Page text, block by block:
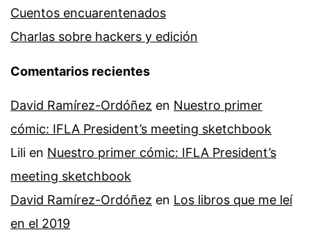
Cuentos encuarentenados
Charlas sobre hackers y edición
Comentarios recientes
David Ramírez-Ordóñez en Nuestro primer
cómic: IFLA President’s meeting sketchbook
Lili en Nuestro primer cómic: IFLA President’s
meeting sketchbook
David Ramírez-Ordóñez en Los libros que me leí
en el 2019